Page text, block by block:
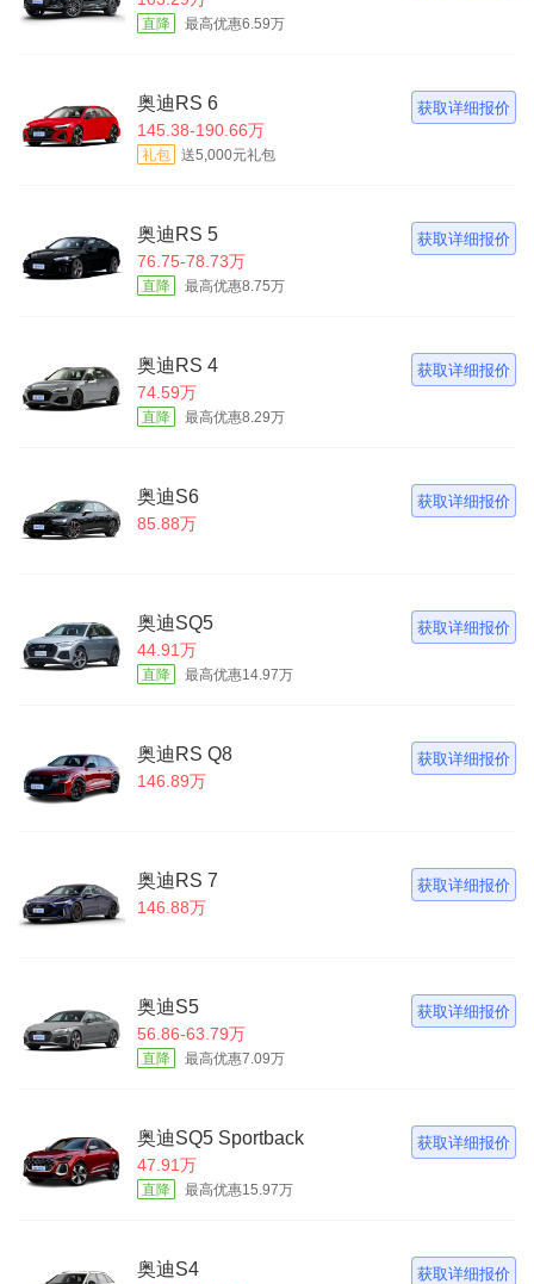
直降 最高优惠6.59万
奥迪RS 6
145.38-190.66万
礼包 送5,000元礼包
获取详细报价
奥迪RS 5
76.75-78.73万
直降 最高优惠8.75万
获取详细报价
奥迪RS 4
74.59万
直降 最高优惠8.29万
获取详细报价
奥迪S6
85.88万
获取详细报价
奥迪SQ5
44.91万
直降 最高优惠14.97万
获取详细报价
奥迪RS Q8
146.89万
获取详细报价
奥迪RS 7
146.88万
获取详细报价
奥迪S5
56.86-63.79万
直降 最高优惠7.09万
获取详细报价
奥迪SQ5 Sportback
47.91万
直降 最高优惠15.97万
获取详细报价
奥迪S4 获取详细报价